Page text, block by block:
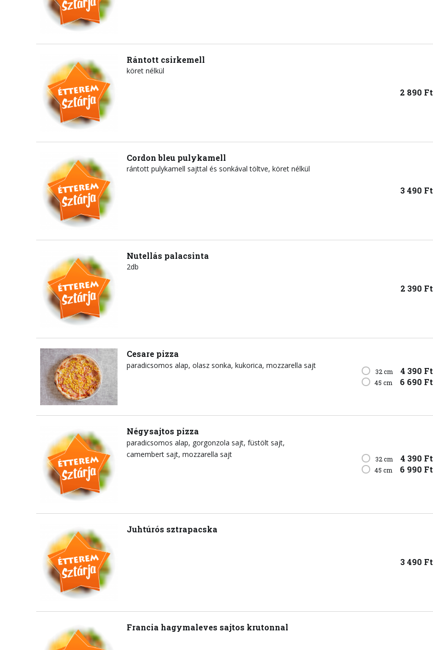
Rántott csirkemell
köret nélkül
2 890 Ft
Cordon bleu pulykamell
rántott pulykamell sajttal és sonkával töltve, köret nélkül
3 490 Ft
Nutellás palacsinta
2db
2 390 Ft
Cesare pizza
paradicsomos alap olasz sonka kukorica mozzarella sajt
32 cm 4 390 Ft
45 cm 6 690 Ft
Négysajtos pizza
paradicsomos alap gorgonzola sajt füstölt sajt
camembert sajt mozzarella sajt 32 cm 4 390 Ft
45 cm 6 990 Ft
Juhtúrós sztrapacska
3 490 Ft
Francia hagymaleves sajtos krutonnal